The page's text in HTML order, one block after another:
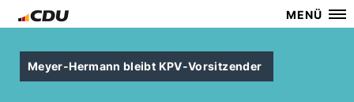
MENÜ
Meyer-Hermann bleibt KPV-Vorsitzender